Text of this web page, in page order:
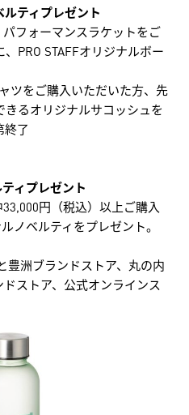
ティプレゼント
フォーマンスラケットをご
PRO STAFFオリジナルボー
ツをご購入いただいた方、先
るオリジナルサコッシュを
了
ィプレゼント
円（税込）以上ご購入
ノベルティをプレゼント。
洲ブランドストア、丸の内
ストア、公式オンラインス